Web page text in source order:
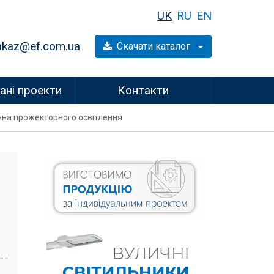
UK RU EN
Скачати каталог
проекти Контакти
прожекторного освітлення